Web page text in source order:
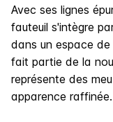
Avec ses lignes
fauteuil s'intègre
dans un espace
fait partie de la
représente des
apparence raffinée.